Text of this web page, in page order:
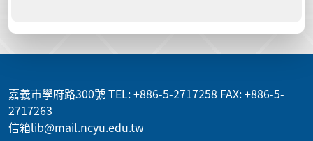
嘉義市學府路300號 TEL: +886-5-2717258 FAX: +886-5-
2717263
信箱lib@mail.ncyu.edu.tw